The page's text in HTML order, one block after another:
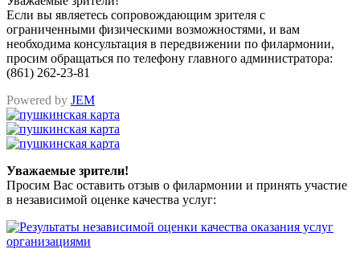
Если вы являетесь сопровождающим зрителя с
ограниченными физическими возможностями, и вам
необходима консультация в передвижении по филармонии,
просим обращаться по телефону главного администратора:
(861) 262-23-81
Powered by JEM
Уважаемые зрители!
Просим Вас оставить отзыв о филармонии и принять участие
в независимой оценке качества услуг: